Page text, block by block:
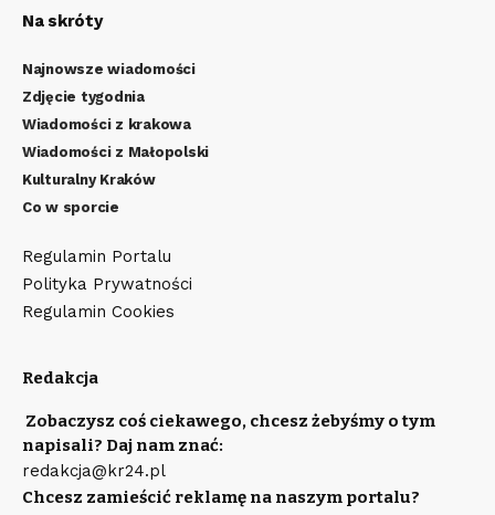
Na skróty
Najnowsze wiadomości
Zdjęcie tygodnia
Wiadomości z krakowa
Wiadomości z Małopolski
Kulturalny Kraków
Co w sporcie
Regulamin Portalu
Polityka Prywatności
Regulamin Cookies
Redakcja
Zobaczysz coś ciekawego, chcesz żebyśmy o tym
napisali? Daj nam znać:
redakcja@kr24.pl
Chcesz zamieścić reklamę na naszym portalu?